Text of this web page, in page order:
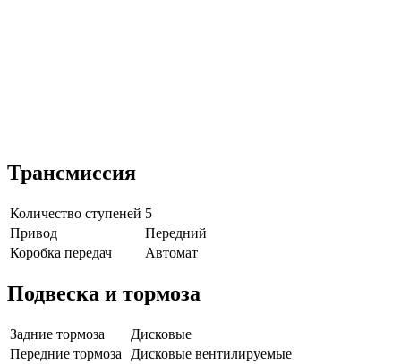
Трансмиссия
Количество ступеней 5
Привод
Передний
Коробка передач
Автомат
Подвеска и тормоза
Задние тормоза
Дисковые
Передние тормоза
Дисковые вентилируемые